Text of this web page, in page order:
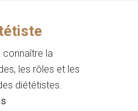
connaître la
les rôles et les
diététistes.